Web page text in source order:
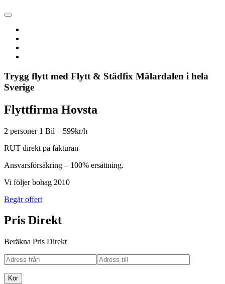
Trygg flytt med Flytt & Städfix Mälardalen i hela
Sverige
Flyttfirma Hovsta
2 personer 1 Bil – 599kr/h
RUT direkt på fakturan
Ansvarsförsäkring – 100% ersättning.
Vi följer bohag 2010
Begär offert
Pris Direkt
Beräkna Pris Direkt
Kör